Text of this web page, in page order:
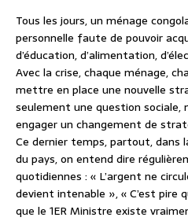
Tous les jours, un ménage
personnelle faute de pouvoir
d’éducation, d’alimentation,
Avec la crise, chaque ménage,
mettre en place une nouvelle
seulement une question
engager un changement de
Ce dernier temps, partout, dans
du pays, on entend dire
quotidiennes : « L’argent ne
devient intenable », « C’est pire
que le 1ER Ministre existe